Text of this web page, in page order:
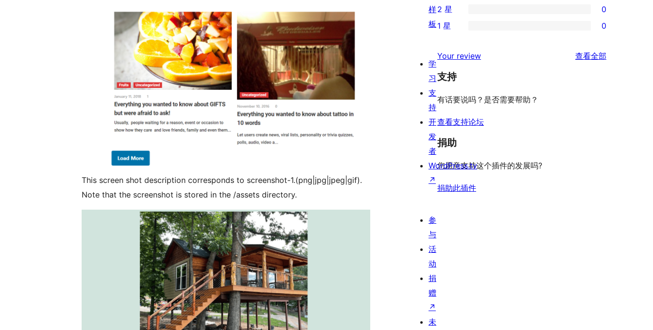
This screen shot description corresponds to screenshot-1.(png|jpg|jpeg|gif).
Note that the screenshot is stored in the /assets directory.
星
评
4
星
价
条
3
评
价
条
星
评
2 星 0
1
星
价
1 星 0
Your review 查看全部
支持
有话要说吗？是否需要帮助？
查看支持论坛
捐助
您愿意支持这个插件的发展吗?
捐助此插件
样
板
学
习
支
持
开
发
者
WordPress.tv
↗
参
与
活
动
捐
赠
↗
未